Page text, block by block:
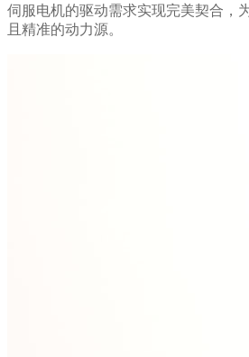
伺服电机的驱动需求实现完美契合，
且精准的动力源。